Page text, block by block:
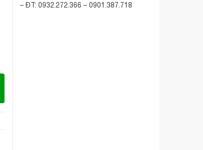
– ĐT: 0932.272.366 – 0901.387.718